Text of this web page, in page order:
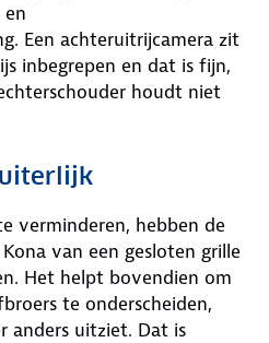
Een achteruitrijcamera zit
inbegrepen en dat is fijn,
houdt niet
uiterlijk
verminderen, hebben de
van een gesloten grille
Het helpt bovendien om
te onderscheiden,
anders uitziet. Dat is